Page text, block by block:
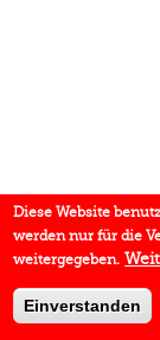
Diese Website
werden nur für die
weitergegeben.
Einverstanden